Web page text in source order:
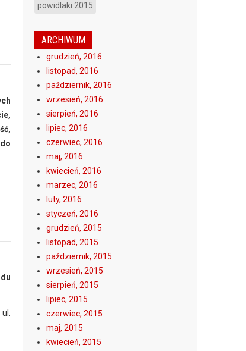
powidlaki 2015
ARCHIWUM
grudzień, 2016
listopad, 2016
październik, 2016
wrzesień, 2016
sierpień, 2016
lipiec, 2016
czerwiec, 2016
maj, 2016
kwiecień, 2016
marzec, 2016
luty, 2016
styczeń, 2016
grudzień, 2015
listopad, 2015
październik, 2015
wrzesień, 2015
sierpień, 2015
lipiec, 2015
czerwiec, 2015
maj, 2015
kwiecień, 2015